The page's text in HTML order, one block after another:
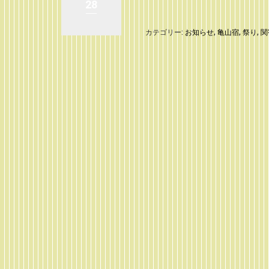
カテゴリー: お知らせ, 亀山宿, 祭り ,